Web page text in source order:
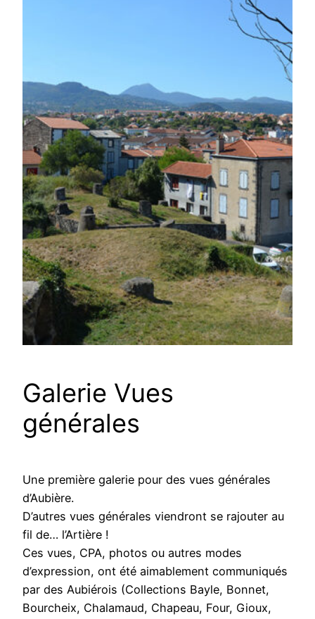
Galerie Vues
générales
Une première galerie pour des vues générales
d’Aubière.
D’autres vues générales viendront se rajouter au
fil de… l’Artière !
Ces vues, CPA, photos ou autres modes
d’expression, ont été aimablement communiqués
par des Aubiérois (Collections Bayle, Bonnet,
Bourcheix, Chalamaud, Chapeau, Four, Gioux,